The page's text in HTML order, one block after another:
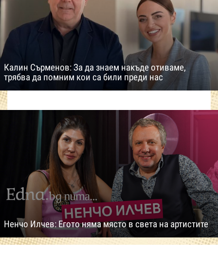
Калин Сърменов: За да знаем накъде отиваме,
трябва да помним кои са били преди нас
Ненчо Илчев: Егото няма място в света на артистите